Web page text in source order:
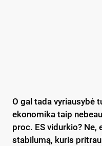
O gal tada vyriausybė
ekonomika taip
proc. ES vidurkio?
stabilumą, kuris